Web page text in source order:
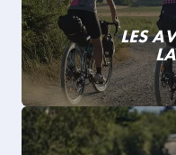
LES